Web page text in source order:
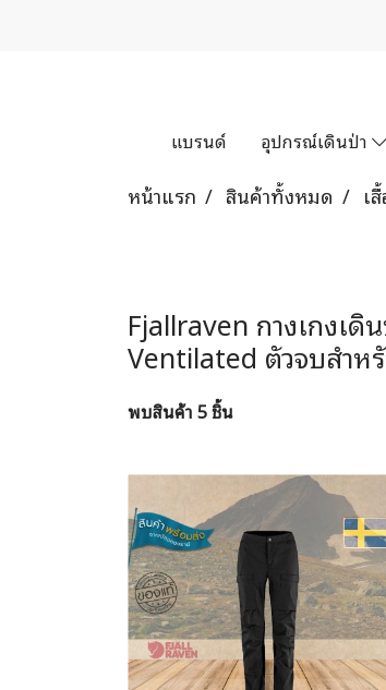
แบรนด์ อุปกรณ์เดินป่า
หน้าแรก สินค้าทั้งหมด เ
Fjallraven กางเกงเ
Ventilated ตัวจบสำห
พบสินค้า 5 ชิ้น